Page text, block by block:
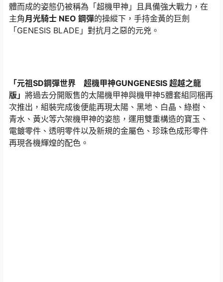
體而成的姿態仍被稱為「超機甲神」且具備強大戰力，在
主角月光騎士 NEO 鋼彈的操縱下，手持金黃的巨劍
「GENESIS BLADE」對抗月之惡的元兇。
「元祖SD鋼彈世界 超機甲神GUNGENESIS 超越之龍
版」 將過去分開販售的太陽機甲神與機甲神5體套組同梱再
次推出，組裝完成後便能再現太陽、黑地、白晶、綠樹、
青水、黃火等六架機甲神的姿態，運用雙重構造的寶玉、
電鍍零件、透明零件以及新規的金屬色、珍珠色成形零件
再現各機輝煌的配色。